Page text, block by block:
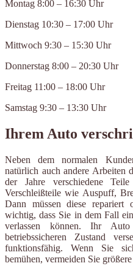
Montag 8:00 – 16:30 Uhr
Dienstag 10:30 – 17:00 Uhr
Mittwoch 9:30 – 15:30 Uhr
Donnerstag 8:00 – 20:30 Uhr
Freitag 11:00 – 18:00 Uhr
Samstag 9:30 – 13:30 Uhr
Ihrem Auto
Neben dem normalen
natürlich auch andere Arbeiten
der Jahre verschiedene
Verschleißteile wie Auspuff,
Dann müssen diese repariert
wichtig, dass Sie in dem Fall
verlassen können. Ihr
betriebssicheren Zustand
funktionsfähig. Wenn Sie
bemühen, vermeiden Sie